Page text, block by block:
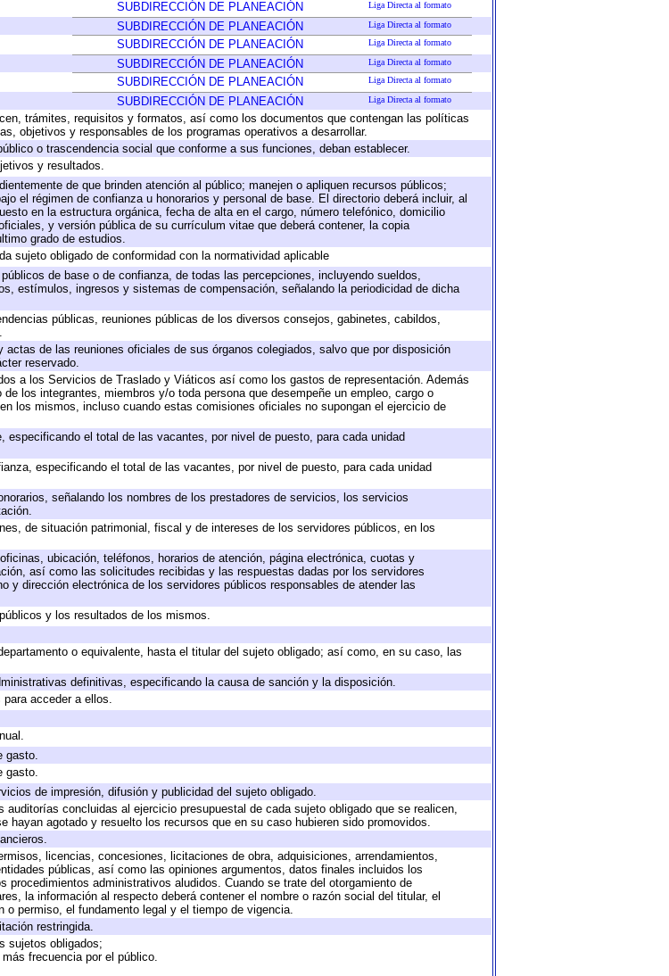
SUBDIRECCIÓN DE PLANEACIÓN Liga Directa al formato
SUBDIRECCIÓN DE PLANEACIÓN Liga Directa al formato
SUBDIRECCIÓN DE PLANEACIÓN Liga Directa al formato
SUBDIRECCIÓN DE PLANEACIÓN Liga Directa al formato
SUBDIRECCIÓN DE PLANEACIÓN Liga Directa al formato
SUBDIRECCIÓN DE PLANEACIÓN Liga Directa al formato
trámites, requisitos y formatos, así como los documentos que contengan las políticas
objetivos y responsables de los programas operativos a desarrollar.
o trascendencia social que conforme a sus funciones, deban establecer.
y resultados.
de que brinden atención al público; manejen o apliquen recursos públicos;
el régimen de confianza u honorarios y personal de base. El directorio deberá incluir, al
en la estructura orgánica, fecha de alta en el cargo, número telefónico, domicilio
y versión pública de su currículum vitae que deberá contener, la copia
grado de estudios.
sujeto obligado de conformidad con la normatividad aplicable
de base o de confianza, de todas las percepciones, incluyendo sueldos,
estímulos, ingresos y sistemas de compensación, señalando la periodicidad de dicha
públicas, reuniones públicas de los diversos consejos, gabinetes, cabildos,
de las reuniones oficiales de sus órganos colegiados, salvo que por disposición
reservado.
a los Servicios de Traslado y Viáticos así como los gastos de representación. Además
los integrantes, miembros y/o toda persona que desempeñe un empleo, cargo o
los mismos, incluso cuando estas comisiones oficiales no supongan el ejercicio de
el total de las vacantes, por nivel de puesto, para cada unidad
especificando el total de las vacantes, por nivel de puesto, para cada unidad
señalando los nombres de los prestadores de servicios, los servicios
de situación patrimonial, fiscal y de intereses de los servidores públicos, en los
ubicación, teléfonos, horarios de atención, página electrónica, cuotas y
así como las solicitudes recibidas y las respuestas dadas por los servidores
y dirección electrónica de los servidores públicos responsables de atender las
y los resultados de los mismos.
o equivalente, hasta el titular del sujeto obligado; así como, en su caso, las
definitivas, especificando la causa de sanción y la disposición.
acceder a ellos.
gasto.
gasto.
de impresión, difusión y publicidad del sujeto obligado.
concluidas al ejercicio presupuestal de cada sujeto obligado que se realicen,
hayan agotado y resuelto los recursos que en su caso hubieren sido promovidos.
licencias, concesiones, licitaciones de obra, adquisiciones, arrendamientos,
públicas, así como las opiniones argumentos, datos finales incluidos los
administrativos aludidos. Cuando se trate del otorgamiento de
la información al respecto deberá contener el nombre o razón social del titular, el
permiso, el fundamento legal y el tiempo de vigencia.
restringida.
sujetos obligados;
frecuencia por el público.